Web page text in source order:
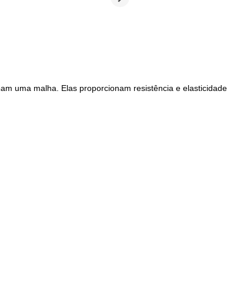
uma malha. Elas proporcionam resistência e